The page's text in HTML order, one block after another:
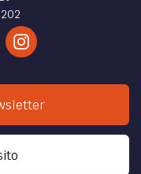
Domenico
Predicatori ha
al Cielo di san
seguenti alla